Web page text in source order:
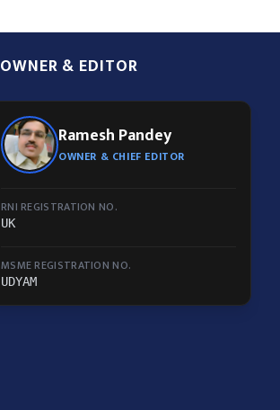
OWNER & EDITOR
Ramesh Pandey
OWNER & CHIEF EDITOR
RNI REGISTRATION NO.
UK
MSME REGISTRATION NO.
UDYAM